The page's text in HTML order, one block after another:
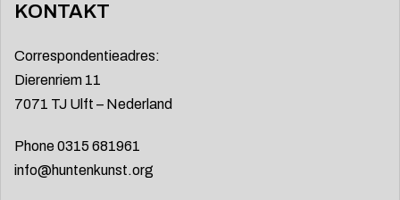
KONTAKT
Correspondentieadres:
Dierenriem 11
7071 TJ Ulft – Nederland
Phone 0315 681961
info@huntenkunst.org